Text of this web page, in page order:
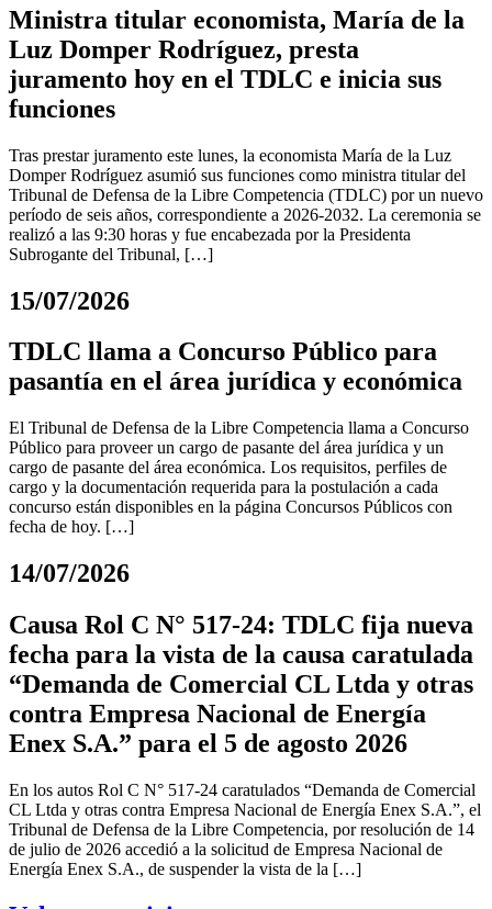
Ministra titular economista, María de la
Luz Domper Rodríguez, presta
juramento hoy en el TDLC e inicia sus
funciones
Tras prestar juramento este lunes, la economista María de la Luz
Domper Rodríguez asumió sus funciones como ministra titular del
Tribunal de Defensa de la Libre Competencia (TDLC) por un nuevo
período de seis años, correspondiente a 2026-2032. La ceremonia se
realizó a las 9:30 horas y fue encabezada por la Presidenta
Subrogante del Tribunal, […]
15/07/2026
TDLC llama a Concurso Público para
pasantía en el área jurídica y económica
El Tribunal de Defensa de la Libre Competencia llama a Concurso
Público para proveer un cargo de pasante del área jurídica y un
cargo de pasante del área económica. Los requisitos, perfiles de
cargo y la documentación requerida para la postulación a cada
concurso están disponibles en la página Concursos Públicos con
fecha de hoy. […]
14/07/2026
Causa Rol C N° 517-24: TDLC fija nueva
fecha para la vista de la causa caratulada
“Demanda de Comercial CL Ltda y otras
contra Empresa Nacional de Energía
Enex S.A.” para el 5 de agosto 2026
En los autos Rol C N° 517-24 caratulados “Demanda de Comercial
CL Ltda y otras contra Empresa Nacional de Energía Enex S.A.”, el
Tribunal de Defensa de la Libre Competencia, por resolución de 14
de julio de 2026 accedió a la solicitud de Empresa Nacional de
Energía Enex S.A., de suspender la vista de la […]